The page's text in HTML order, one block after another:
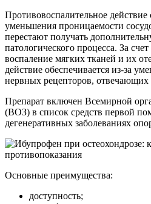
Противовоспалительное действие
уменьшения проницаемости
перестают получать
патологического процесса. За
воспаление мягких тканей и их
действие обеспечивается из-за
нервных рецепторов, отвечающих
Препарат включен Всемирной
(ВОЗ) в список средств первой
дегенеративных заболеваниях
Основные преимущества:
доступность;